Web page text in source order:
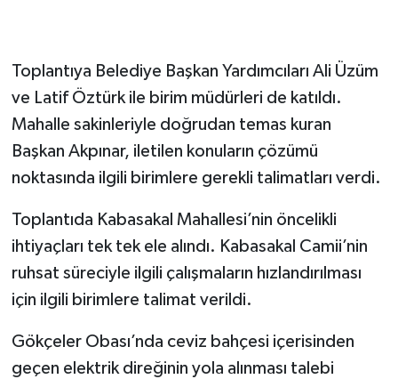
Toplantıya Belediye Başkan Yardımcıları Ali Üzüm
ve Latif Öztürk ile birim müdürleri de katıldı.
Mahalle sakinleriyle doğrudan temas kuran
Başkan Akpınar, iletilen konuların çözümü
noktasında ilgili birimlere gerekli talimatları verdi.
Toplantıda Kabasakal Mahallesi’nin öncelikli
ihtiyaçları tek tek ele alındı. Kabasakal Camii’nin
ruhsat süreciyle ilgili çalışmaların hızlandırılması
için ilgili birimlere talimat verildi.
Gökçeler Obası’nda ceviz bahçesi içerisinden
geçen elektrik direğinin yola alınması talebi